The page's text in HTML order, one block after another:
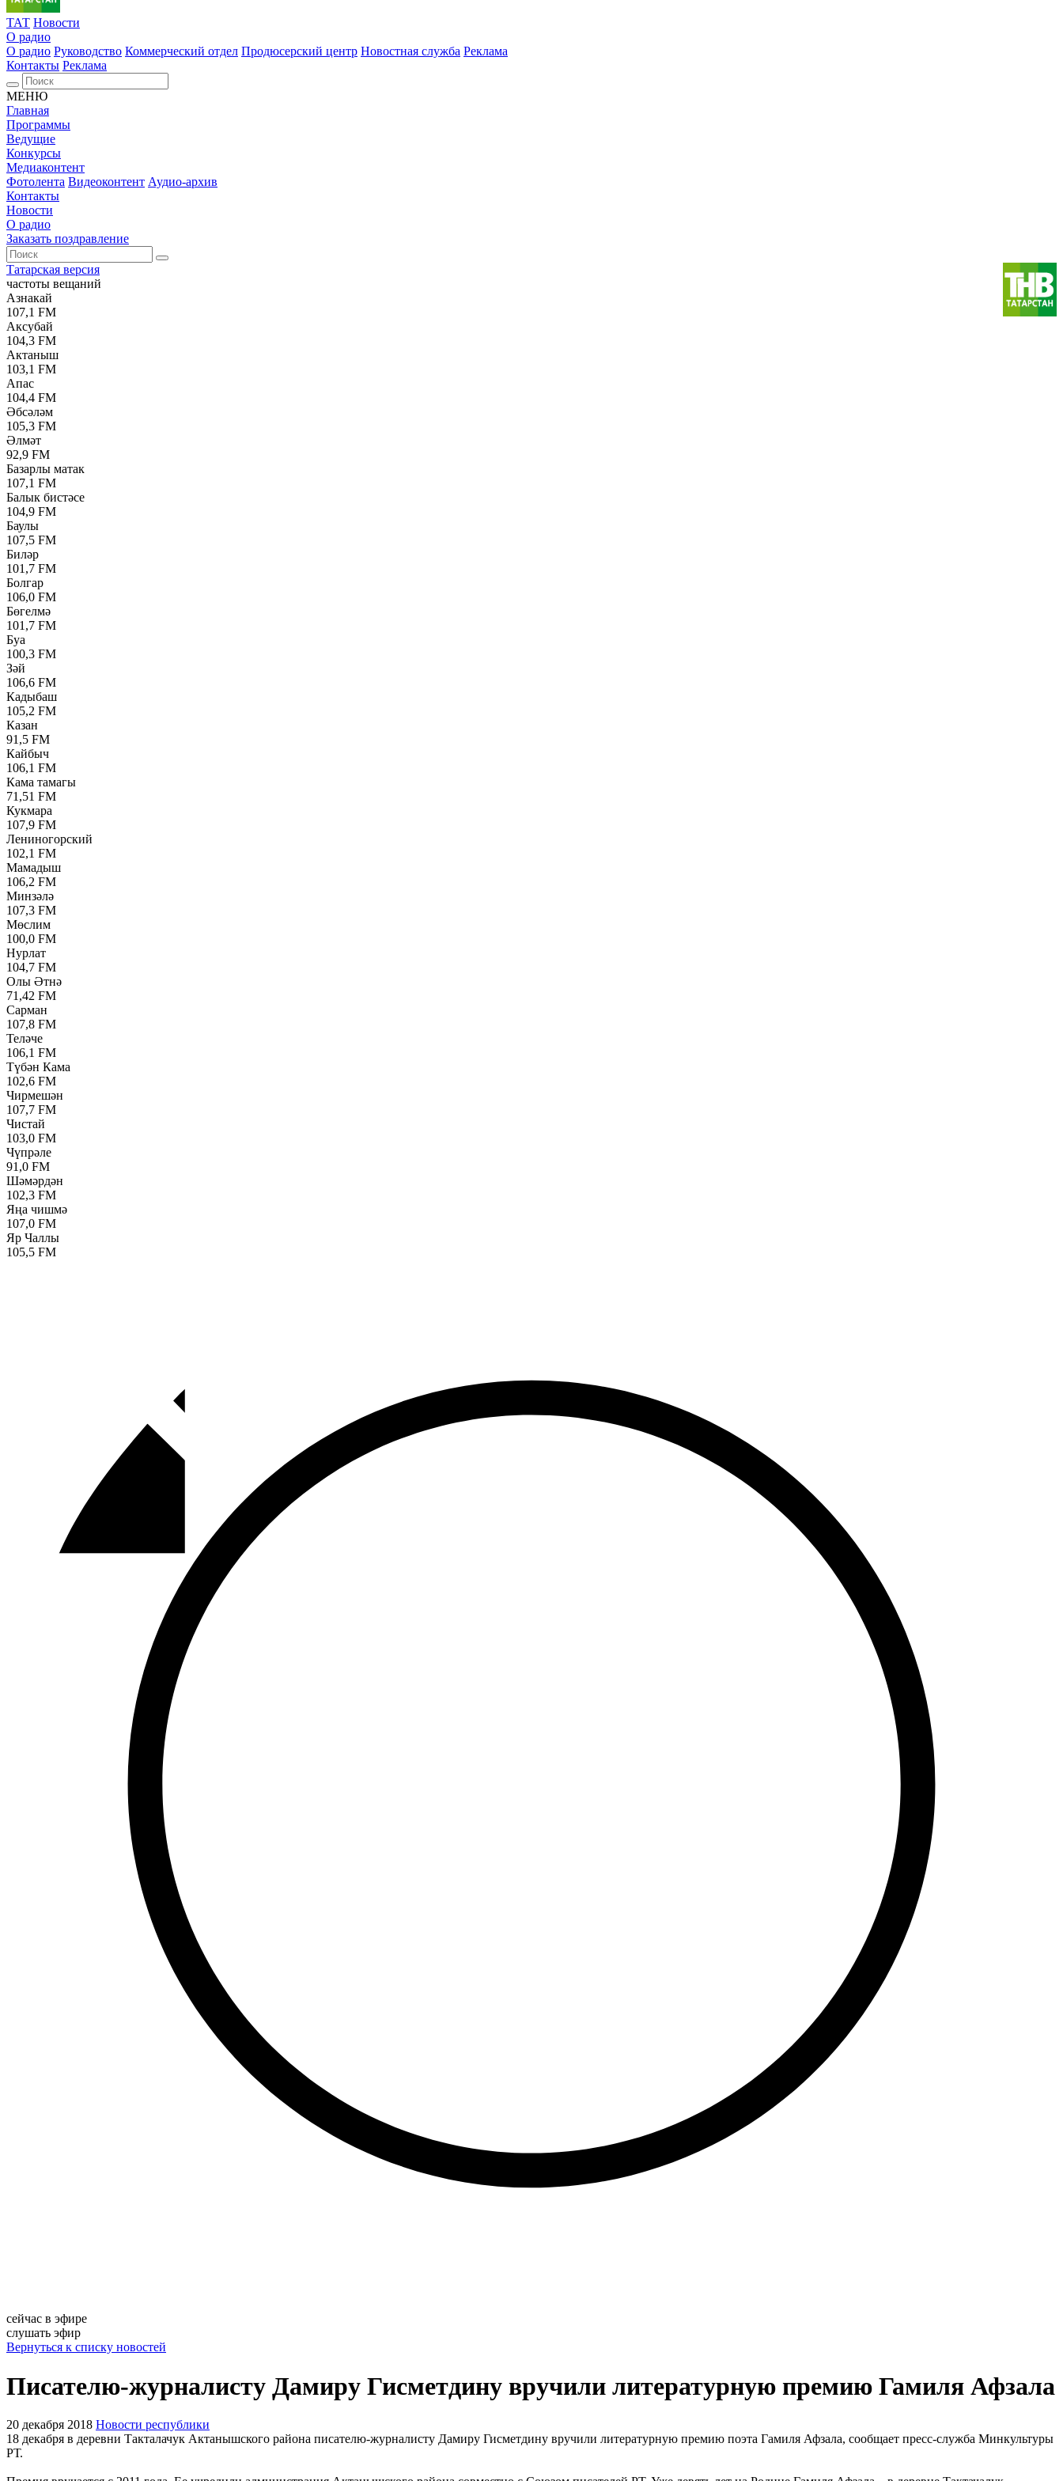
ТАТ Новости
О радио
О радио Руководство Коммерческий отдел Продюсерский центр Новостная служба Реклама
Контакты Реклама
МЕНЮ
Главная
Программы
Ведущие
Конкурсы
Медиаконтент
Фотолента Видеоконтент Аудио-архив
Контакты
Новости
О радио
Заказать поздравление
Татарская версия
частоты вещаний
Азнакай
107,1 FM
Аксубай
104,3 FM
Актаныш
103,1 FM
Апас
104,4 FM
Әбсәләм
105,3 FM
Әлмәт
92,9 FM
Базарлы матак
107,1 FM
Балык бистәсе
104,9 FM
Баулы
107,5 FM
Биләр
101,7 FM
Болгар
106,0 FM
Бөгелмә
101,7 FM
Буа
100,3 FM
Зәй
106,6 FM
Кадыбаш
105,2 FM
Казан
91,5 FM
Кайбыч
106,1 FM
Кама тамагы
71,51 FM
Кукмара
107,9 FM
Лениногорский
102,1 FM
Мамадыш
106,2 FM
Минзәлә
107,3 FM
Мөслим
100,0 FM
Нурлат
104,7 FM
Олы Әтнә
71,42 FM
Сарман
107,8 FM
Теләче
106,1 FM
Түбән Кама
102,6 FM
Чирмешән
107,7 FM
Чистай
103,0 FM
Чүпрәле
91,0 FM
Шәмәрдән
102,3 FM
Яңа чишмә
107,0 FM
Яр Чаллы
105,5 FM
сейчас в эфире
слушать эфир
Вернуться к списку новостей
Писателю-журналисту Дамиру Гисметдину вручили литературную премию Гамиля Афзала
20 декабря 2018 Новости республики
18 декабря в деревни Такталачук Актанышского района писателю-журналисту Дамиру Гисметдину вручили литературную премию поэта Гамиля Афзала, сообщает пресс-служба Минкультуры
РТ.